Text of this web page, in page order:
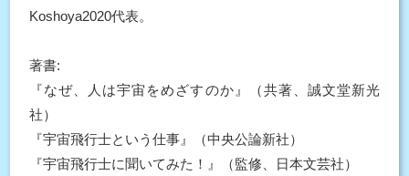
Koshoya2020代表。
著書:
『なぜ、人は宇宙をめざすのか』（共著、誠文堂新光
社）
『宇宙飛行士という仕事』（中央公論新社）
『宇宙飛行士に聞いてみた！』（監修、日本文芸社）